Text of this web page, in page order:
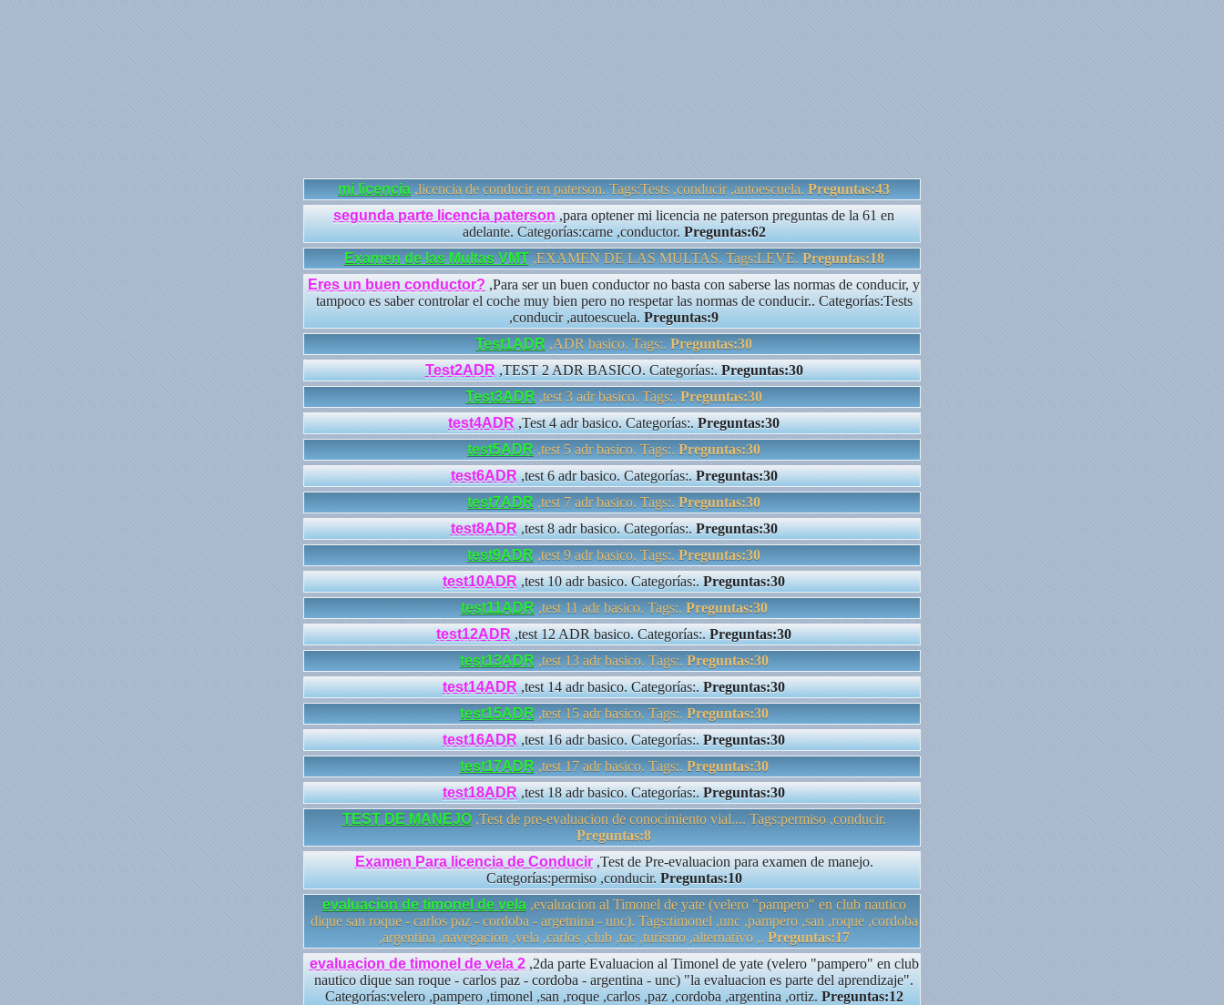
mi licencia ,licencia de conducir en paterson. Tags:Tests ,conducir ,autoescuela. Preguntas:43
segunda parte licencia paterson ,para optener mi licencia ne paterson preguntas de la 61 en
adelante. Categorías:carne ,conductor. Preguntas:62
Examen de las Multas VMT,EXAMEN DE LAS MULTAS. Tags:LEVE. Preguntas:18
Eres un buen conductor? ,Para ser un buen conductor no basta con saberse las normas de conducir, y
tampoco es saber controlar el coche muy bien pero no respetar las normas de conducir.. Categorías:Tests
,conducir ,autoescuela. Preguntas:9
Test1ADR ,ADR basico. Tags:. Preguntas:30
Test2ADR,TEST 2 ADR BASICO. Categorías:.Preguntas:30
Test3ADR ,test 3 adr basico. Tags:. Preguntas:30
test4ADR,Test 4 adr basico. Categorías:.Preguntas:30
test5ADR ,test 5 adr basico. Tags:. Preguntas:30
test6ADR,test 6 adr basico. Categorías:.Preguntas:30
test7ADR ,test 7 adr basico. Tags:. Preguntas:30
test8ADR,test 8 adr basico. Categorías:.Preguntas:30
test9ADR ,test 9 adr basico. Tags:. Preguntas:30
test10ADR,test 10 adr basico. Categorías:.Preguntas:30
test11ADR ,test 11 adr basico. Tags:. Preguntas:30
test12ADR,test 12 ADR basico. Categorías:.Preguntas:30
test13ADR ,test 13 adr basico. Tags:. Preguntas:30
test14ADR,test 14 adr basico. Categorías:.Preguntas:30
test15ADR ,test 15 adr basico. Tags:. Preguntas:30
test16ADR,test 16 adr basico. Categorías:.Preguntas:30
test17ADR ,test 17 adr basico. Tags:. Preguntas:30
test18ADR,test 18 adr basico. Categorías:.Preguntas:30
TEST DE MANEJO,Test de pre-evaluacion de conocimiento vial.... Tags:permiso ,conducir.
Preguntas:8
Examen Para licencia de Conducir,Test de Pre-evaluacion para examen de manejo.
Categorías:permiso ,conducir. Preguntas:10
evaluacion de timonel de vela,evaluacion al Timonel de yate (velero "pampero" en club nautico
dique san roque - carlos paz - cordoba - argetnina - unc). Tags:timonel ,unc ,pampero ,san ,roque ,cordoba
,argentina ,navegacion ,vela ,carlos ,club ,tac ,turismo ,alternativo ,. Preguntas:17
evaluacion de timonel de vela 2,2da parte Evaluacion al Timonel de yate (velero "pampero" en club
nautico dique san roque - carlos paz - cordoba - argentina - unc) "la evaluacion es parte del aprendizaje".
Categorías:velero ,pampero ,timonel ,san ,roque ,carlos ,paz ,cordoba ,argentina ,ortiz. Preguntas:12